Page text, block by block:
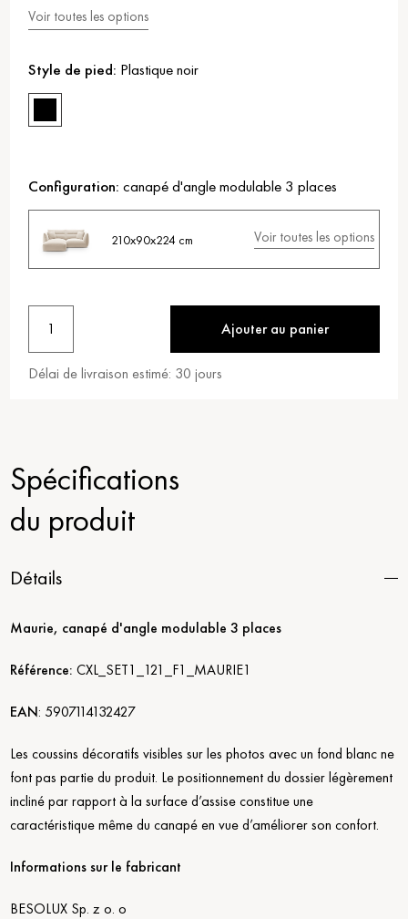
Voir toutes les options
Style de pied: Plastique noir
Configuration: canapé d'angle modulable 3 places
210x90x224 cm Voir toutes les options
1 Ajouter au panier
Délai de livraison estimé: 30 jours
Spécifications
du produit
Détails
Maurie, canapé d'angle modulable 3 places
Référence: CXL_SET1_121_F1_MAURIE1
EAN: 5907114132427
Les coussins décoratifs visibles sur les photos avec un fond blanc ne
font pas partie du produit. Le positionnement du dossier légèrement
incliné par rapport à la surface d’assise constitue une
caractéristique même du canapé en vue d’améliorer son confort.
Informations sur le fabricant
BESOLUX Sp. z o. o